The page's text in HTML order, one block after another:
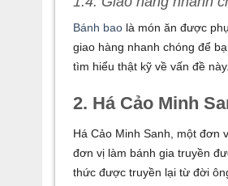
Bánh bao là món ăn được
giao hàng nhanh chóng để
tìm hiểu thật kỹ về vấn đề này.
2. Há Cảo Minh
Há Cảo Minh Sanh, một đơn
đơn vị làm bánh gia truyền
thức được truyền lại từ đời